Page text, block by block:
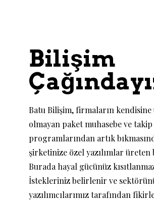
Bilişim
Batu Bilişim, firmaların kendisine
olmayan paket muhasebe ve takip
programlarından artık
şirketinize özel yazılımlar
Burada hayal gücünüz
İstekleriniz belirlenir ve
yazılımcılarımız tarafından